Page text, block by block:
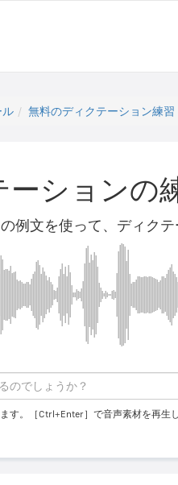
ル 無料のディクテーション練習
ーションの
例文を使って、ディク
す。［Ctrl+Enter］で音声素材を再生し